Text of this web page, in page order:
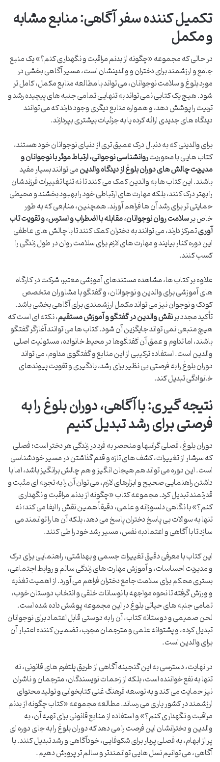
تکمیل کننده سفر آگاهی: منابع مشابه
و مکمل
در حالی که مجموعه «چگونه از بدنم مراقبت و نگهداری کنم؟» یک منبع
جامع و ارزشمند برای دختران و والدینشان است، مسیر آگاهی بخشی در
مورد بلوغ و سلامت نوجوانان، می تواند با مطالعه منابع مکمل، کامل تر
شود. هیچ یک کتابی نمی تواند به تنهایی تمامی جنبه های پیچیده رشد و
تربیت را پوشش دهد، و همواره منابع دیگری وجود دارند که می توانند
دیدگاه های جدیدی ارائه کرده یا به جزئیات بیشتری بپردازند.
برای والدینی که به دنبال درک عمیق تری از دنیای نوجوانان خود هستند،
کتاب هایی با محوریتروانشناسی نوجوانی، ارتباط موثر با نوجوانان و
مدیریت چالش های دوران بلوغ از دیدگاه والدینمی توانند بسیار مفید
باشند. این کتاب ها به والدین کمک می کنند تا نه تنها تغییرات فرزندشان
را بهتر درک کنند، بلکه مهارت های ارتباطی خود را بهبود بخشند و محیطی
حمایتی تر برای رشد آن ها فراهم آورند. همچنین، منابعی که به طور
خاص برسلامت روان نوجوانان، مقابله با اضطراب و استرس، و تقویت تاب
آوریتمرکز دارند، می توانند به دختران کمک کنند تا با چالش های عاطفی
این دوره کنار بیایند و مهارت های لازم برای سلامت روان در طول زندگی را
کسب کنند.
علاوه بر کتاب ها، مشاهده مستندهای آموزشی معتبر، شرکت در کارگاه
های آموزشی برای والدین و نوجوانان، و گفتگو با مشاوران متخصص
کودک و نوجوان نیز می تواند مکمل ارزشمندی برای آگاهی بخشی باشد.
تأکید مجدد برنقش والدین در گفتگو و آموزش مستقیم، نکته ای است که
هیچ منبعی نمی تواند جایگزین آن شود. کتاب ها می توانند آغازگر گفتگو
باشند، اما تداوم و عمق آن گفتگوها در محیط خانواده، مسئولیت اصلی
والدین است. استفاده ترکیبی از این منابع و گفتگوی مداوم، می تواند
دوران بلوغ را به فرصتی بی نظیر برای رشد، یادگیری و تقویت پیوندهای
خانوادگی تبدیل کند.
نتیجه گیری: با آگاهی، دوران بلوغ را به
فرصتی برای رشد تبدیل کنیم
دوران بلوغ، فصلی گرانبها و منحصر به فرد در زندگی هر دختر است؛ فصلی
که سرشار از تغییرات، کشف های تازه و قدم گذاشتن در مسیر خودشناسی
است. این دوره می تواند هم هیجان انگیز و هم چالش برانگیز باشد، اما با
داشتن راهنمایی صحیح و ابزارهای لازم، می توان آن را به تجربه ای مثبت و
قدرتمند تبدیل کرد. مجموعه کتاب «چگونه از بدنم مراقبت و نگهداری
کنم؟» با نگاهی دلسوزانه و علمی، دقیقاً همین نقش را ایفا می کند؛ نه
تنها به سوالات بی پاسخ دختران پاسخ می دهد، بلکه آن ها را توانمند می
سازد تا با آگاهی و اعتمادبه نفس، مسیر رشد خود را طی کنند.
این کتاب با معرفی دقیق تغییرات جسمی و بهداشتی، راهنمایی برای درک
و مدیریت احساسات، و آموزش مهارت های زندگی سالم و روابط اجتماعی،
بستری محکم برای سلامت جامع دختران فراهم می آورد. از اهمیت تغذیه
و ورزش گرفته تا نحوه مواجهه با نوسانات خلقی و انتخاب دوستان خوب،
تمامی جنبه های حیاتی بلوغ در این مجموعه پوشش داده شده است.
لحن صمیمی و دوستانه کتاب، آن را به دوستی قابل اعتماد برای نوجوانان
تبدیل کرده، و پشتوانه علمی و مترجمان مجرب، تضمین کننده اعتبار آن
برای والدین است.
در نهایت، دسترسی به این گنجینه آگاهی از طریق پلتفرم های قانونی، نه
تنها به نفع خواننده است، بلکه از زحمات نویسندگان، مترجمان و ناشران
نیز حمایت می کند و به توسعه فرهنگ غنی کتابخوانی و تولید محتوای
ارزشمند در کشور یاری می رساند. مطالعه مجموعه «کتاب چگونه از بدنم
مراقبت و نگهداری کنم؟» و استفاده از منابع قانونی برای تهیه آن، به
والدین و دخترانشان این فرصت را می دهد که دوران بلوغ را به جای دوره ای
پر از ابهام، به فصلی پربار برای شکوفایی، خودآگاهی و رشد تبدیل کنند. با
آگاهی، می توانیم نسل هایی توانمندتر و سالم تر پرورش دهیم.